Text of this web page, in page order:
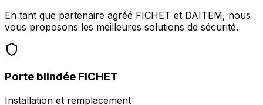
En tant que partenaire agréé FICHET et DAITEM, nous
vous proposons les meilleures solutions de sécurité.
Porte blindée FICHET
Installation et remplacement